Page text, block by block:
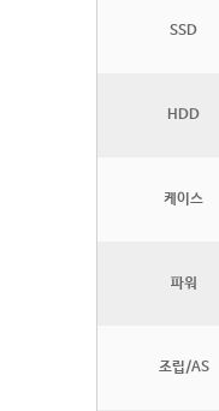
SSD
HDD
케이스
파워
조립/AS